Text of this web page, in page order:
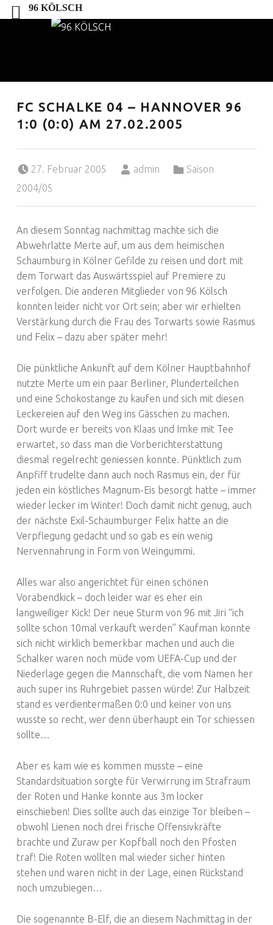
9
Ö
S
C
FC SCHALKE 04 – HANNOVER 96
1:0 (0:0) AM 27.02.2005
27. Februar 2005
admin
Saison
2004/05
An diesem Sonntag nachmittag machte sich die
Abwehrlatte Merte auf, um aus dem heimischen
Schaumburg in Kölner Gefilde zu reisen und dort mit
dem Torwart das Auswärtsspiel auf Premiere zu
verfolgen. Die anderen Mitglieder von 96 Kölsch
konnten leider nicht vor Ort sein; aber wir erhielten
Verstärkung durch die Frau des Torwarts sowie Rasmus
und Felix – dazu aber später mehr!
Die pünktliche Ankunft auf dem Kölner Hauptbahnhof
nutzte Merte um ein paar Berliner, Plunderteilchen
und eine Schokostange zu kaufen und sich mit diesen
Leckereien auf den Weg ins Gässchen zu machen.
Dort wurde er bereits von Klaas und Imke mit Tee
erwartet, so dass man die Vorberichterstattung
diesmal regelrecht geniessen konnte. Pünktlich zum
Anpfiff trudelte dann auch noch Rasmus ein, der für
jeden ein köstliches Magnum-Eis besorgt hatte – immer
wieder lecker im Winter! Doch damit nicht genug, auch
der nächste Exil-Schaumburger Felix hatte an die
Verpflegung gedacht und so gab es ein wenig
Nervennahrung in Form von Weingummi.
Alles war also angerichtet für einen schönen
Vorabendkick – doch leider war es eher ein
langweiliger Kick! Der neue Sturm von 96 mit Jiri “ich
sollte schon 10mal verkauft werden” Kaufman konnte
sich nicht wirklich bemerkbar machen und auch die
Schalker waren noch müde vom UEFA-Cup und der
Niederlage gegen die Mannschaft, die vom Namen her
auch super ins Ruhrgebiet passen würde! Zur Halbzeit
stand es verdientermaßen 0:0 und keiner von uns
wusste so recht, wer denn überhaupt ein Tor schiessen
sollte…
Aber es kam wie es kommen musste – eine
Standardsituation sorgte für Verwirrung im Strafraum
der Roten und Hanke konnte aus 3m locker
einschieben! Dies sollte auch das einzige Tor bleiben –
obwohl Lienen noch drei frische Offensivkräfte
brachte und Zuraw per Kopfball noch den Pfosten
traf! Die Roten wollten mal wieder sicher hinten
stehen und waren nicht in der Lage, einen Rückstand
noch umzubiegen…
Die sogenannte B-Elf, die an diesem Nachmittag in der
96 KÖLSCH